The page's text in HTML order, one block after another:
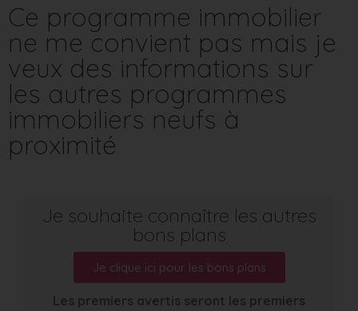
Ce programme immobilier
ne me convient pas mais je
veux des informations sur
les autres programmes
immobiliers neufs à
proximité
Je souhaite connaître les autres
bons plans
Je clique ici pour les bons plans
Les premiers avertis seront les premiers